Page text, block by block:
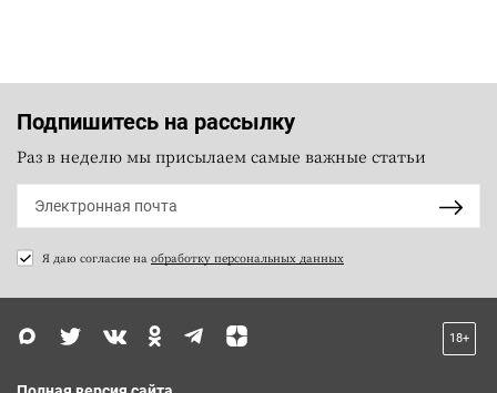
Подпишитесь на рассылку
Раз в неделю мы присылаем самые важные статьи
Я даю согласие на обработку персональных данных
18+